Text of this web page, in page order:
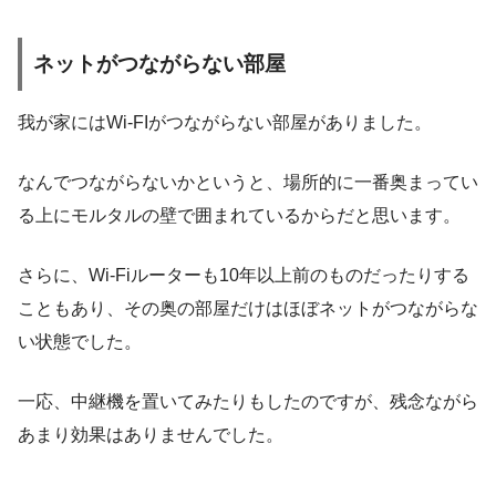
ネットがつながらない部屋
我が家にはWi-FIがつながらない部屋がありました。
なんでつながらないかというと、場所的に一番奥まってい
る上にモルタルの壁で囲まれているからだと思います。
さらに、Wi-Fiルーターも10年以上前のものだったりする
こともあり、その奥の部屋だけはほぼネットがつながらな
い状態でした。
一応、中継機を置いてみたりもしたのですが、残念ながら
あまり効果はありませんでした。